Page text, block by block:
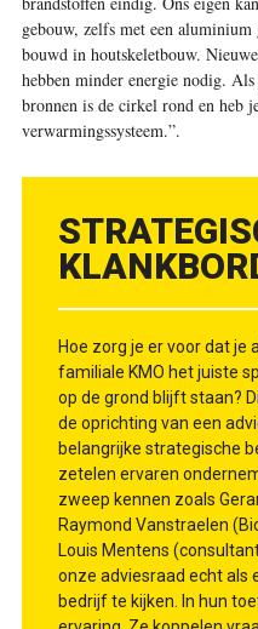
gebouw, zelfs met een
bouwd in houtskeletbouw.
hebben minder energie nodig.
bronnen is de cirkel rond en heb
verwarmingssysteem.”.
Hoe zorg je er voor dat je
familiale KMO het juiste
op de grond blijft staan?
de oprichting van een
belangrijke strategische
zetelen ervaren
zweep kennen zoals
Raymond Vanstraelen
Louis Mentens
onze adviesraad echt als
bedrijf te kijken. In hun